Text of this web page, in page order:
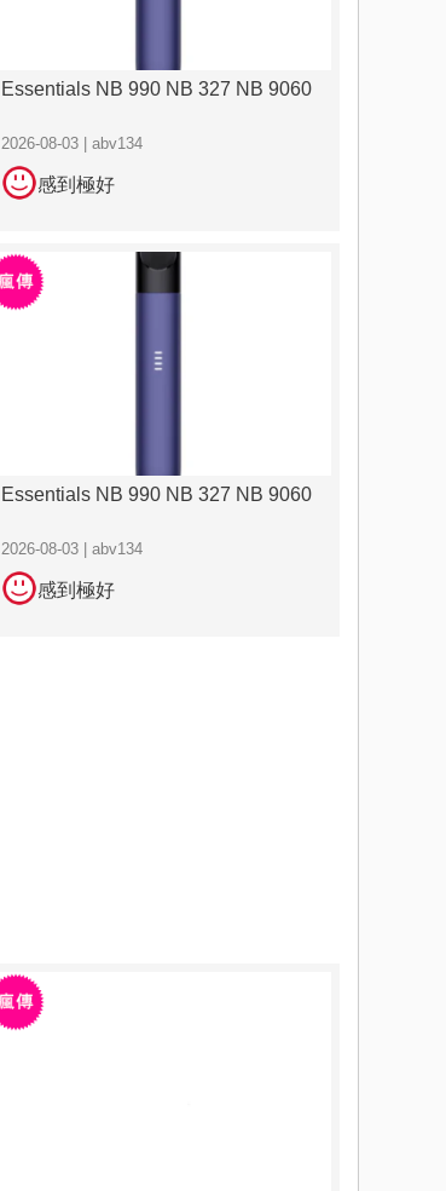
Essentials NB 990 NB 327 NB 9060
2026-08-03 | abv134
感到極好
Essentials NB 990 NB 327 NB 9060
2026-08-03 | abv134
感到極好